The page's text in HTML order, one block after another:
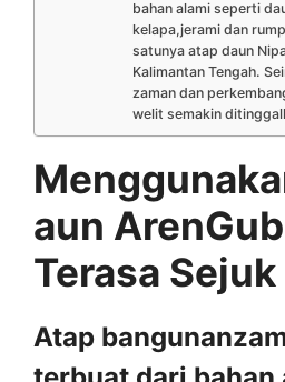
bahan alami seperti
kelapa,jerami dan
satunya atap daun
Kalimantan Tengah.
zaman dan
welit semakin
aun
Terasa Sejuk
Atap